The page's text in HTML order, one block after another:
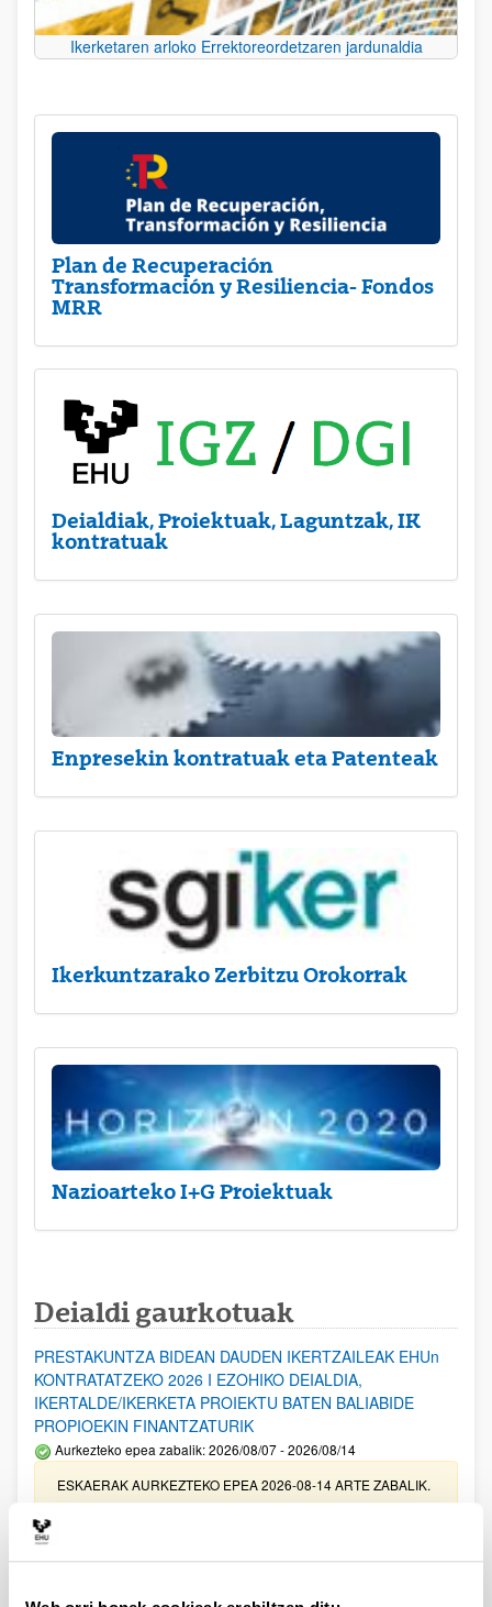
Ikerketaren arloko Errektoreordetzaren jardunaldia
Plan de Recuperación
Transformación y Resiliencia- Fondos
MRR
Deialdiak, Proiektuak, Laguntzak, IK
kontratuak
Enpresekin kontratuak eta Patenteak
Ikerkuntzarako Zerbitzu Orokorrak
Nazioarteko I+G Proiektuak
Deialdi gaurkotuak
PRESTAKUNTZA BIDEAN DAUDEN IKERTZAILEAK EHUn
KONTRATATZEKO 2026 I EZOHIKO DEIALDIA,
IKERTALDE/IKERKETA PROIEKTU BATEN BALIABIDE
PROPIOEKIN FINANTZATURIK
Aurkezteko epea zabalik: 2026/08/07 - 2026/08/14
ESKAERAK AURKEZTEKO EPEA 2026-08-14 ARTE ZABALIK.
UPV/EHUn Azpiegitura Zientifikoa eta Funts Bibliografikoak
erosi eta berritzeko laguntzak 2026